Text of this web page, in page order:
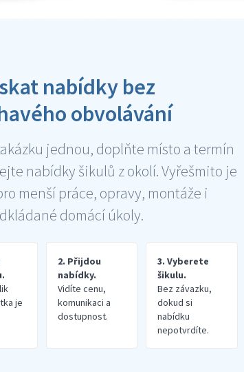
nabídky bez
obvolávání
jednou, doplňte místo a termín
nabídky šikulů z okolí. Vyřešmito je
menší práce, opravy, montáže i
domácí úkoly.
je
2. Přijdou
nabídky.
Vidíte cenu,
komunikaci a
dostupnost.
3. Vyberete
šikulu.
Bez závazku,
dokud si
nabídku
nepotvrdíte.